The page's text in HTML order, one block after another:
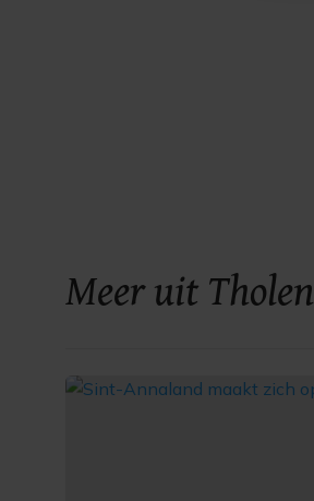
Meer uit Tholen